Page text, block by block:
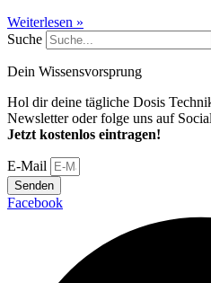
Weiterlesen »
Suche
Dein Wissensvorsprung
Hol dir deine tägliche Dosis
Newsletter oder folge uns auf
Jetzt kostenlos eintragen!
E-Mail
Senden
Facebook